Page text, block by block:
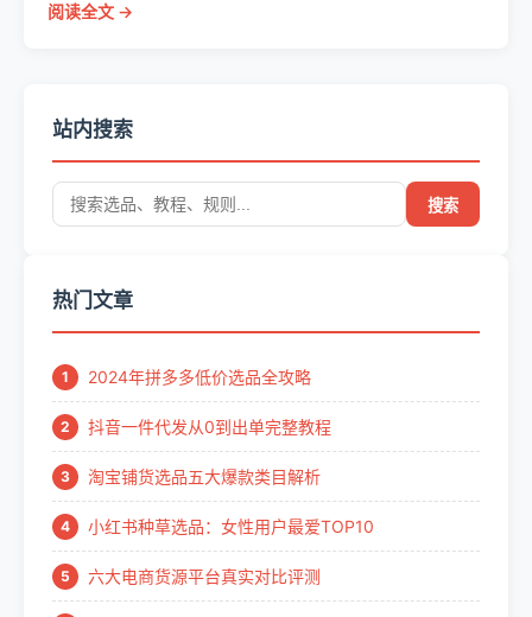
阅读全文 →
站内搜索
搜索
热门文章
2024年拼多多低价选品全攻略
1
抖音一件代发从0到出单完整教程
2
淘宝铺货选品五大爆款类目解析
3
小红书种草选品：女性用户最爱TOP10
4
六大电商货源平台真实对比评测
5